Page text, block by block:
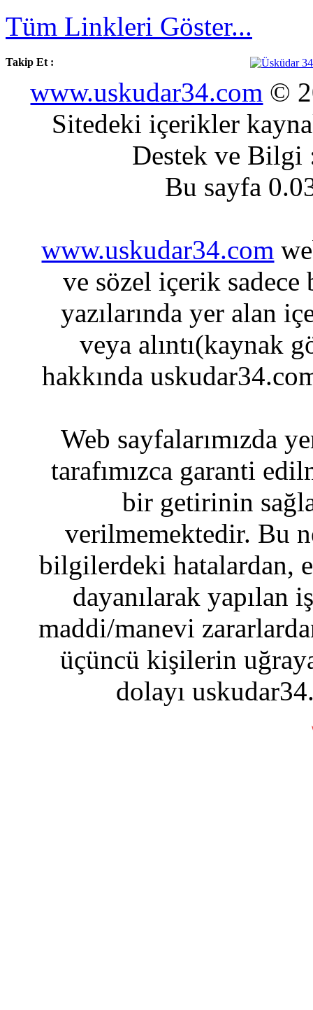
Tüm Linkleri Göster...
Takip Et :
www.uskudar34.com ©
Sitedeki içerikler
Destek ve
Bu sayfa
www.uskudar34.com
ve sözel içerik sadece
yazılarında yer alan
veya alıntı(kaynak
hakkında
Web sayfalarımızda
tarafımızca garanti
bir getirinin
verilmemektedir. Bu
bilgilerdeki hatalardan,
dayanılarak yapılan
maddi/manevi
üçüncü kişilerin
dolayı